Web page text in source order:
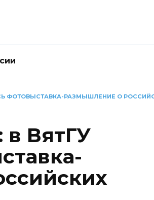
ФОТОВЫСТАВКА-РАЗМЫШЛЕНИЕ О
в ВятГУ